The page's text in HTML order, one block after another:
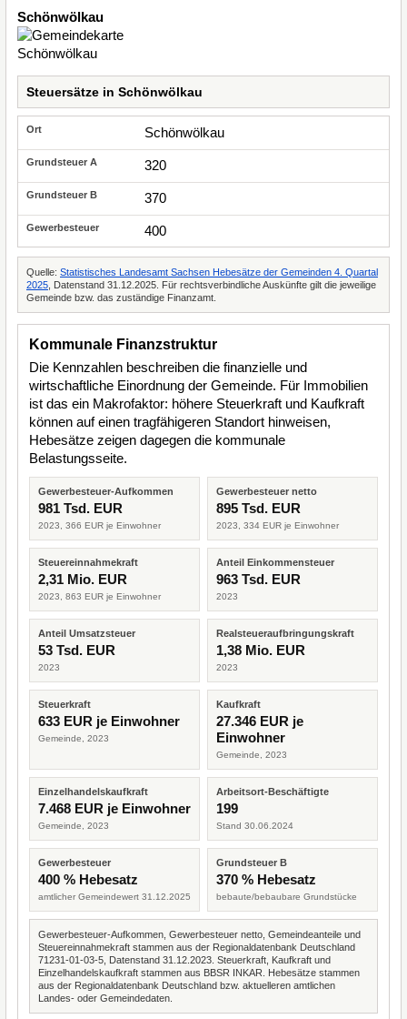
Schönwölkau
Steuersätze in Schönwölkau
Schönwölkau
320
370
400
Quelle: Statistisches Landesamt Sachsen Hebesätze der Gemeinden 4. Quartal
2025 , Datenstand 31.12.2025. Für rechtsverbindliche Auskünfte gilt die jeweilige
Gemeinde bzw. das zuständige Finanzamt.
Kommunale Finanzstruktur
Die Kennzahlen beschreiben die finanzielle und
wirtschaftliche Einordnung der Gemeinde. Für Immobilien
ist das ein Makrofaktor: höhere Steuerkraft und Kaufkraft
können auf einen tragfähigeren Standort hinweisen,
Hebesätze zeigen dagegen die kommunale
Belastungsseite.
Gewerbesteuer-Aufkommen
981 Tsd. EUR
2023, 366 EUR je Einwohner
Gewerbesteuer netto
895 Tsd. EUR
2023, 334 EUR je Einwohner
Steuereinnahmekraft
2,31 Mio. EUR
2023, 863 EUR je Einwohner
Anteil Einkommensteuer
963 Tsd. EUR
2023
Anteil Umsatzsteuer
53 Tsd. EUR
2023
Realsteueraufbringungskraft
1,38 Mio. EUR
2023
Steuerkraft
633 EUR je Einwohner
Gemeinde, 2023
Kaufkraft
27.346 EUR je
Einwohner
Gemeinde, 2023
Einzelhandelskaufkraft
7.468 EUR je Einwohner
Gemeinde, 2023
Arbeitsort-Beschäftigte
199
Stand 30.06.2024
Gewerbesteuer
400 % Hebesatz
amtlicher Gemeindewert 31.12.2025
Grundsteuer B
370 % Hebesatz
bebaute/bebaubare Grundstücke
Gewerbesteuer-Aufkommen, Gewerbesteuer netto, Gemeindeanteile und
Steuereinnahmekraft stammen aus der Regionaldatenbank Deutschland
71231-01-03-5, Datenstand 31.12.2023. Steuerkraft, Kaufkraft und
Einzelhandelskaufkraft stammen aus BBSR INKAR. Hebesätze stammen
aus der Regionaldatenbank Deutschland bzw. aktuelleren amtlichen
Landes- oder Gemeindedaten.